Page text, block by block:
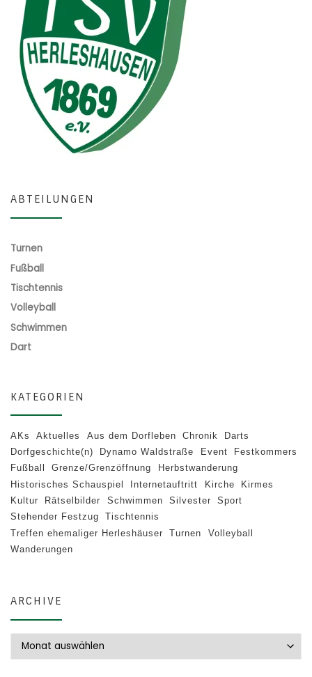
ABTEILUNGEN
Turnen
Fußball
Tischtennis
Volleyball
Schwimmen
Dart
KATEGORIEN
AKs Aktuelles Aus dem Dorfleben Chronik
Darts
Dorfgeschichte(n)
Dynamo Waldstraße Event
Festkommers
Fußball
Grenze/Grenzöffnung
Herbstwanderung
Historisches Schauspiel
Internetauftritt Kirche
Kirmes
Kultur
Rätselbilder Schwimmen Silvester
Sport
Stehender Festzug
Tischtennis
Treffen ehemaliger Herleshäuser
Turnen
Volleyball
Wanderungen
ARCHIVE